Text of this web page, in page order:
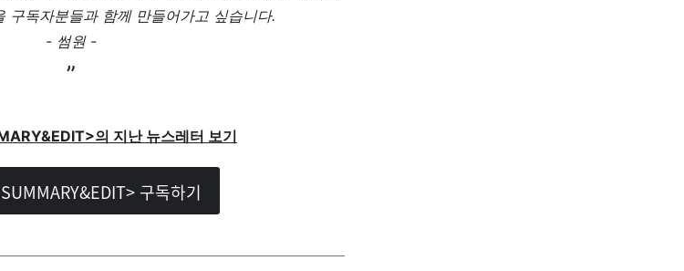
구독자분들과 함께 만들어가고 싶습니다.
- 썸원 -
”
의 지난 뉴스레터 보기
구독하기